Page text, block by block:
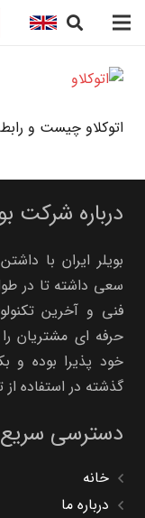
اتوکلاو چیست و
درباره شرکت
بویلر ایران با
سعی داشته تا در
فنی و آخرین
حرفه ای مشتریان
خود پذیرا بوده و
گذشته در استفاده
دسترسی سریع
خانه
درباره ما